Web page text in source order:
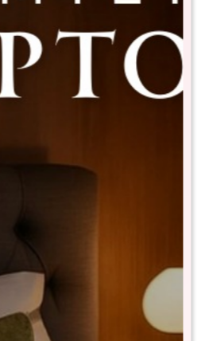
Respaldo
232-160X190
77.980
(No es necesario darlo vuelta)
30x140x190 cm
15 años